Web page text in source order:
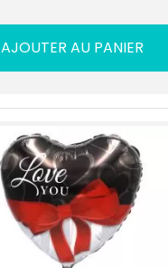
AJOUTER AU PANIER